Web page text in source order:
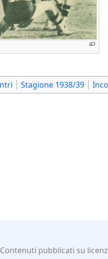
Stagione 1938/39
Contenuti pubblicati su